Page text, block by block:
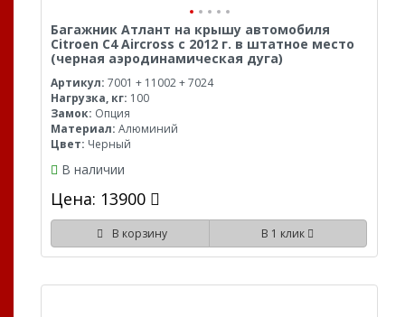
Багажник Атлант на крышу автомобиля
Citroen C4 Aircross с 2012 г. в штатное место
(черная аэродинамическая дуга)
Артикул: 7001 + 11002 + 7024
Нагрузка, кг: 100
Замок: Опция
Материал: Алюминий
Цвет: Черный
В наличии
Цена: 13900
В корзину В 1 клик